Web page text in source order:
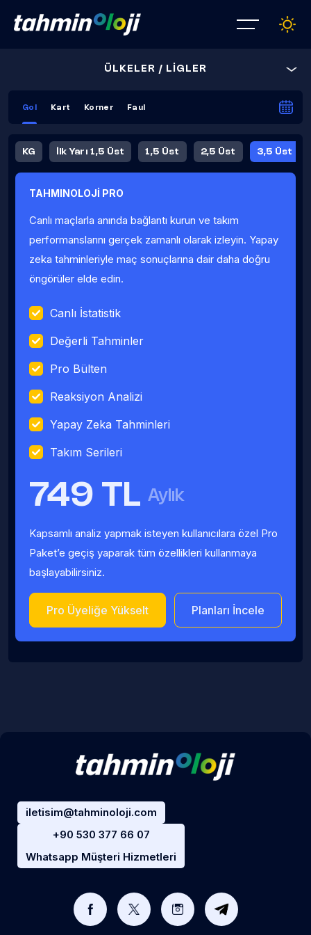
ÜLKELER / LİGLER
Gol Kart Korner Faul
KG İlk Yarı 1,5 Üst 1,5 Üst 2,5 Üst 3,5 Üst
Fauller Ortalama
TAHMINOLOJİ PRO
Canlı maçlarla anında bağlantı kurun ve takım
performanslarını gerçek zamanlı olarak izleyin. Yapay
zeka tahminleriyle maç sonuçlarına dair daha doğru
öngörüler elde edin.
Canlı İstatistik
Değerli Tahminler
Pro Bülten
Reaksiyon Analizi
Yapay Zeka Tahminleri
Takım Serileri
749 TL Aylık
Kapsamlı analiz yapmak isteyen kullanıcılara özel Pro
Paket’e geçiş yaparak tüm özellikleri kullanmaya
başlayabilirsiniz.
Pro Üyeliğe Yükselt Planları İncele
iletisim@tahminoloji.com
+90 530 377 66 07
Whatsapp Müşteri Hizmetleri